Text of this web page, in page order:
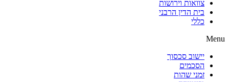
צוואות וירושות
בית הדין הרבני
כללי
Menu
יישוב סכסוך
הסכמים
זמני שהות